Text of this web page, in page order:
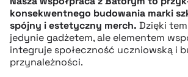
konsekwentnego budowania marki
spójny i estetyczny merch. Dzięki
jedynie gadżetem, ale elementem
integruje społeczność uczniowską i
przynależności.